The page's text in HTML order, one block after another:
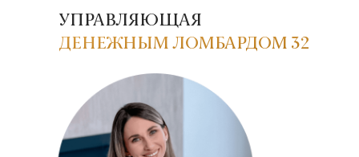
ДЕНЕЖНЫМ ЛОМБАРДОМ 32
УПРАВЛЯЮЩАЯ